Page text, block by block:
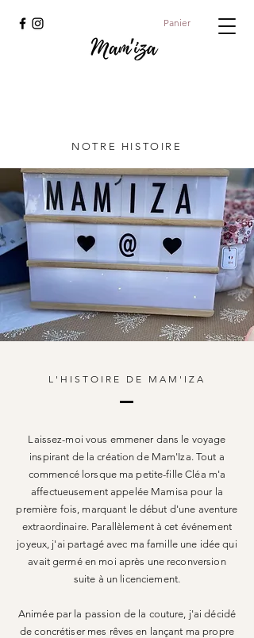
Panier
NOTRE HISTOIRE
L'HISTOIRE DE MAM'IZA
Laissez-moi vous emmener dans le voyage
inspirant de la création de Mam'Iza. Tout a
commencé lorsque ma petite-fille Cléa m'a
affectueusement appelée Mamisa pour la
première fois, marquant le début d'une aventure
extraordinaire. Parallèlement à cet événement
joyeux, j'ai partagé avec ma famille une idée qui
avait germé en moi après une reconversion
suite à un licenciement.
Animée par la passion de la couture, j'ai décidé
de concrétiser mes rêves en lançant ma propre